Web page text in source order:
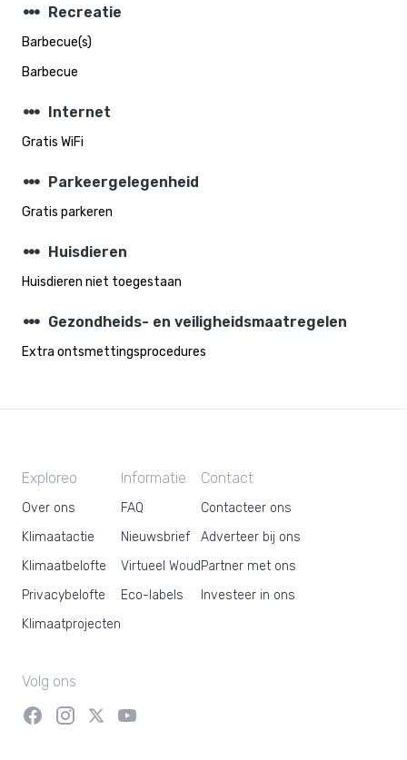
steppers Recreatie
Barbecue(s)
Barbecue
steppers Internet
Gratis WiFi
steppers Parkeergelegenheid
Gratis parkeren
steppers Huisdieren
Huisdieren niet toegestaan
steppers Gezondheids- en veiligheidsmaatregelen
Extra ontsmettingsprocedures
Exploreo
Over ons
Klimaatactie
Klimaatbelofte
Privacybelofte
Klimaatprojecten
Informatie
FAQ
Nieuwsbrief
Virtueel Woud
Eco-labels
Contact
Contacteer ons
Adverteer bij ons
Partner met ons
Investeer in ons
Volg ons